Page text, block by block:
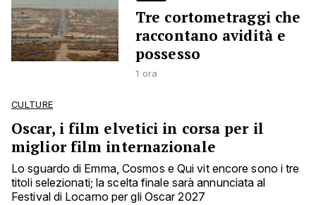
Tre cortometraggi che
raccontano avidità e
possesso
1 ora
CULTURE
Oscar, i film elvetici in corsa per il
miglior film internazionale
Lo sguardo di Emma, Cosmos e Qui vit encore sono i tre
titoli selezionati; la scelta finale sarà annunciata al
Festival di Locarno per gli Oscar 2027